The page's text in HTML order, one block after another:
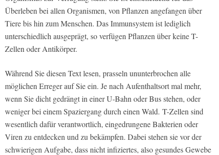
Überleben bei allen Organismen, von Pflanzen angefangen über
Tiere bis hin zum Menschen. Das Immunsystem ist lediglich
unterschiedlich ausgeprägt, so verfügen Pflanzen über keine T-
Zellen oder Antikörper.
Während Sie diesen Text lesen, prasseln ununterbrochen alle
möglichen Erreger auf Sie ein. Je nach Aufenthaltsort mal mehr,
wenn Sie dicht gedrängt in einer U-Bahn oder Bus stehen, oder
weniger bei einem Spaziergang durch einen Wald. T-Zellen sind
wesentlich dafür verantwortlich, eingedrungene Bakterien oder
Viren zu entdecken und zu bekämpfen. Dabei stehen sie vor der
schwierigen Aufgabe, dass nicht infiziertes, also gesundes Gewebe